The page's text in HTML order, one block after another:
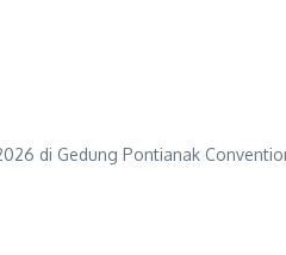
di Gedung Pontianak